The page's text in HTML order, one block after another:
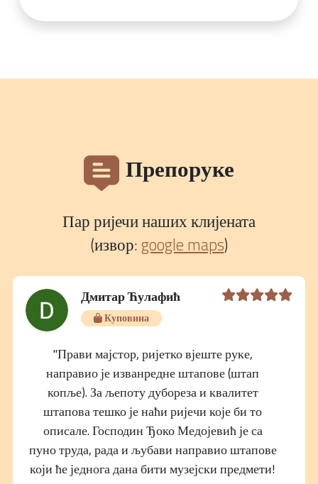
Препоруке
Пар ријечи наших клијената
(извор: google maps)
Дмитар Ћулафић
Куповина
"Прави мајстор, ријетко вјеште руке,
направио је изванредне штапове (штап
копље). За љепоту дубореза и квалитет
штапова тешко је наћи ријечи које би то
описале. Господин Ђоко Медојевић је са
пуно труда, рада и љубави направио штапове
који ће једнога дана бити музејски предмети!